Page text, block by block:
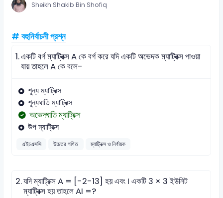
Sheikh Shakib Bin Shofiq
# বহুনির্বাচনী প্রশ্ন
1.একটি বর্গ ম্যাট্রিক্স A কে বর্গ করে যদি একটি অভেদক ম্যাট্রিক্স পাওয়া
যায় তাহলে A কে বলে-
শূন্য ম্যাট্রিক্স
শূন্যঘাতি ম্যাট্রিক্স
অভেদঘাতি ম্যাট্রিক্স
উপ ম্যাট্রিক্স
এইচএসসি উচ্চতর গণিত ম্যাট্রিক্স ও নির্ণায়ক
2.যদি ম্যাট্রিক্স A = [-2-13] হয় এবং I একটি 3 × 3 ইউনিট
ম্যাট্রিক্স হয় তাহলে AI =?